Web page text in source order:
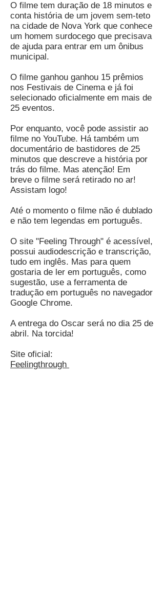
O filme tem duração de 18 minutos e
conta história de um jovem sem-teto
na cidade de Nova York que conhece
um homem surdocego que precisava
de ajuda para entrar em um ônibus
municipal.
O filme ganhou ganhou 15 prêmios
nos Festivais de Cinema e já foi
selecionado oficialmente em mais de
25 eventos.
Por enquanto, você pode assistir ao
filme no YouTube. Há também um
documentário de bastidores de 25
minutos que descreve a história por
trás do filme. Mas atenção! Em
breve o filme será retirado no ar!
Assistam logo!
Até o momento o filme não é dublado
e não tem legendas em português.
O site "Feeling Through" é acessível,
possui audiodescrição e transcrição,
tudo em inglês. Mas para quem
gostaria de ler em português, como
sugestão, use a ferramenta de
tradução em português no navegador
Google Chrome.
A entrega do Oscar será no dia 25 de
abril. Na torcida!
Site oficial:
Feelingthrough